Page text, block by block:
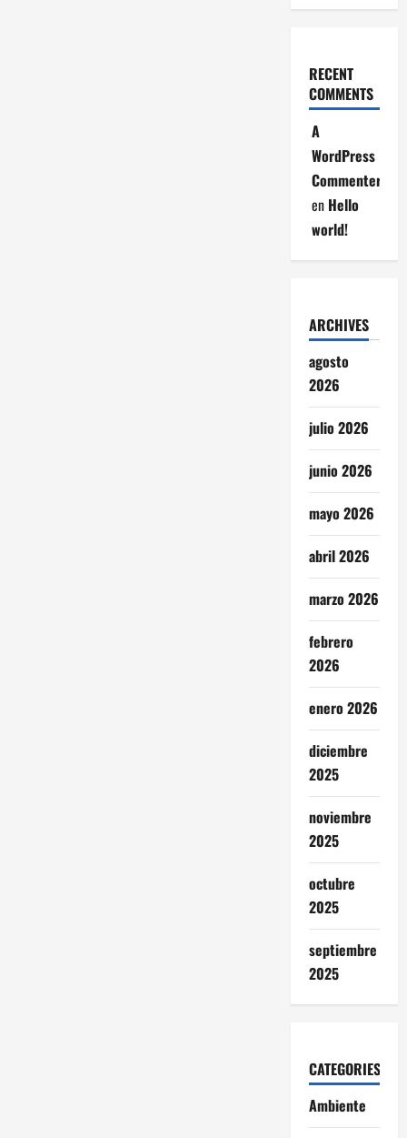
RECENT
COMMENTS
A
WordPress
Commenter
en Hello
world!
ARCHIVES
agosto
2026
julio 2026
junio 2026
mayo 2026
abril 2026
marzo 2026
febrero
2026
enero 2026
diciembre
2025
noviembre
2025
octubre
2025
septiembre
2025
CATEGORIES
Ambiente